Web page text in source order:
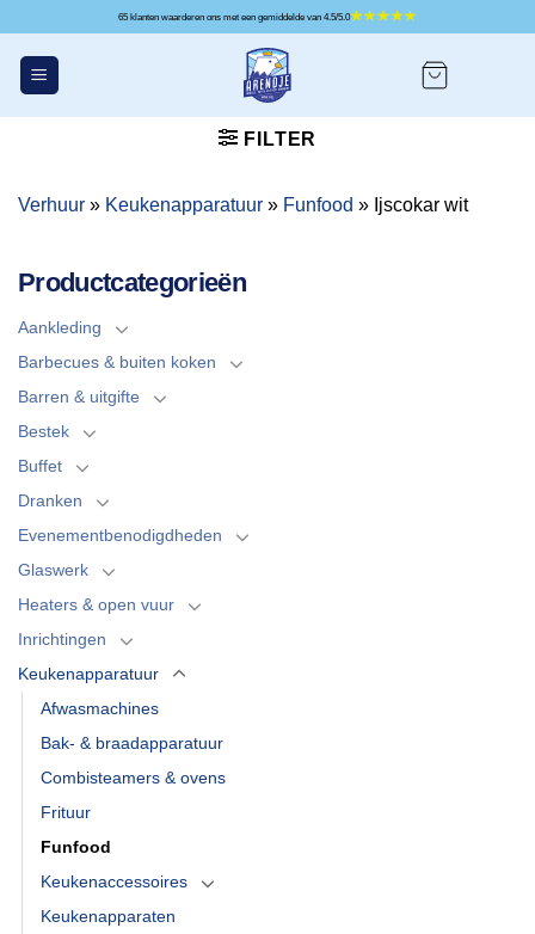
inhoud
65 klanten waarderen ons met een gemiddelde van 4.5/5.0
FILTER
Verhuur » Keukenapparatuur » Funfood » Ijscokar wit
Productcategorieën
Aankleding
Barbecues & buiten koken
Barren & uitgifte
Bestek
Buffet
Dranken
Evenementbenodigdheden
Glaswerk
Heaters & open vuur
Inrichtingen
Keukenapparatuur
Afwasmachines
Bak- & braadapparatuur
Combisteamers & ovens
Frituur
Funfood
Keukenaccessoires
Keukenapparaten